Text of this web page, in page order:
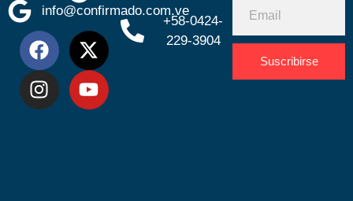
info@confirmado.com.ve
+58-0424-
229-3904
Suscribirse